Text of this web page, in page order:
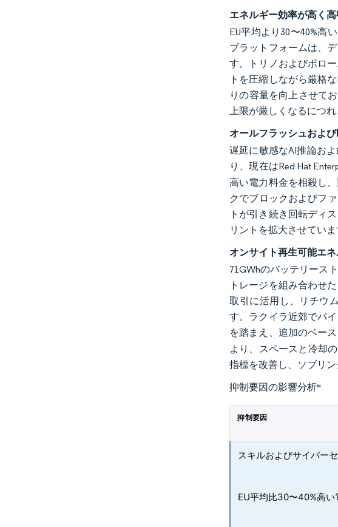
エネルギー効率が高く
EU平均より30〜40%高
プラットフォームは、
す。トリノおよびボロ
トを圧縮しながら厳格
りの容量を向上させて
上限が厳しくなるにつ
オールフラッシュおよ
遅延に敏感なAI推論お
り、現在はRed Hat
高い電力料金を相殺し
クでブロックおよびフ
トが引き続き回転ディ
リントを拡大させていま
オンサイト再生可能エ
71GWhのバッテリース
トレージを組み合わせ
取引に活用し、リチウ
す。ラクイラ近郊でパ
を踏まえ、追加のベー
より、スペースと冷却
指標を改善し、ソブリ
抑制要因の影響分析*
抑制要因
スキルおよびサイバー
EU平均比30〜40%高い